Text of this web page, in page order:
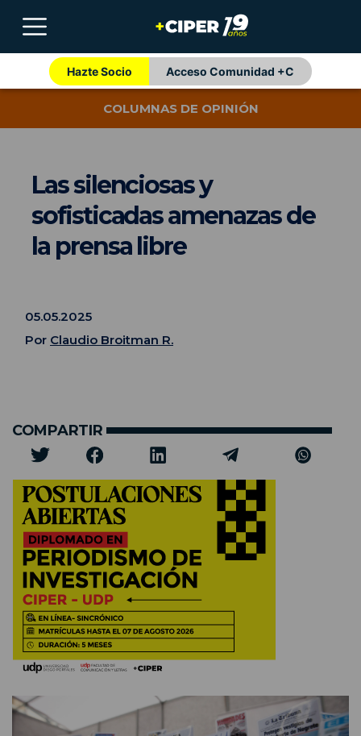
Hazte Socio Acceso Comunidad +C
COLUMNAS DE OPINIÓN
Las silenciosas y
sofisticadas amenazas de
la prensa libre
05.05.2025
Por Claudio Broitman R.
COMPARTIR